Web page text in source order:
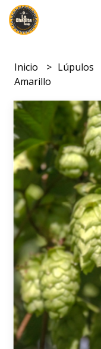
Inicio Lúpulos
Amarillo